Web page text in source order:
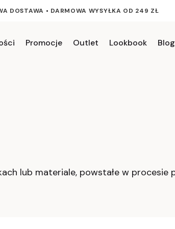
DOSTAWA • DARMOWA WYSYŁKA OD 249 ZŁ
Promocje Outlet Lookbook Blog
lub materiale, powstałe w procesie